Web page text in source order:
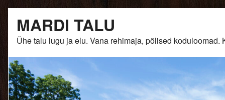
content
MARDI TALU
Ühe talu lugu ja elu. Vana rehimaja, põlised